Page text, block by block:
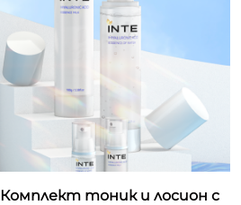
Комплект тоник и лосион с